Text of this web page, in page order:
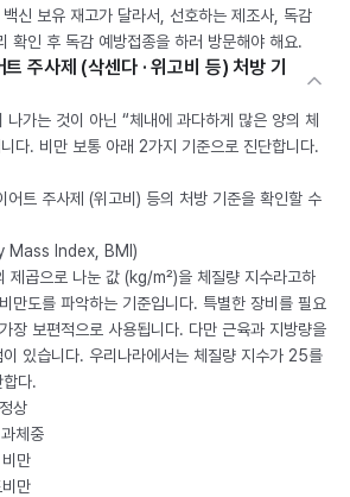
신 보유 재고가 달라서, 선호하는 제조사, 독감
확인 후 독감 예방접종을 하러 방문해야 해요.
주사제 (삭센다 · 위고비 등) 처방 기
나가는 것이 아닌 “체내에 과다하게 많은 양의 체
다. 비만 보통 아래 2가지 기준으로 진단합니다.
어트 주사제 (위고비) 등의 처방 기준을 확인할 수
Mass Index, BMI)
제곱으로 나눈 값 (kg/m²)을 체질량 지수라고하
만도를 파악하는 기준입니다. 특별한 장비를 필요
장 보편적으로 사용됩니다. 다만 근육과 지방량을
있습니다. 우리나라에서는 체질량 지수가 25를
다.
상
체중
만
만